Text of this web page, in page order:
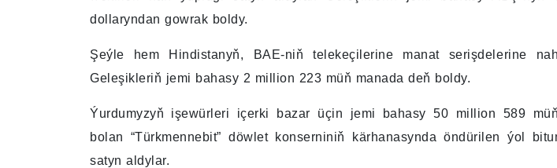
dollaryndan gowrak boldy.
Şeýle hem Hindistanyň, BAE-niň telekeçilerine manat serişdelerine
Geleşikleriň jemi bahasy 2 million 223 müň manada deň boldy.
Ýurdumyzyň işewürleri içerki bazar üçin jemi bahasy 50 million 589
bolan “Türkmennebit” döwlet konserniniň kärhanasynda öndürilen ýol
satyn aldylar.